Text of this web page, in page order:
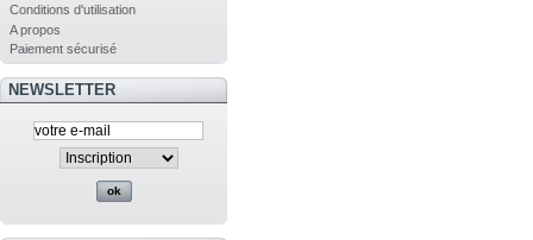
Conditions d'utilisation
A propos
Paiement sécurisé
NEWSLETTER